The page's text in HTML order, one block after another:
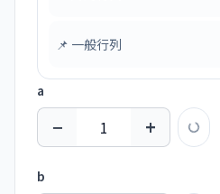
📌 一般行列
a
− +
b